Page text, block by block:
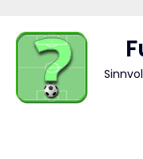
content